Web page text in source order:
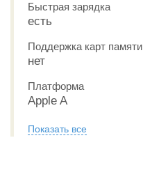
Быстрая зарядка
есть
Поддержка карт памяти
нет
Платформа
Apple A
Показать все